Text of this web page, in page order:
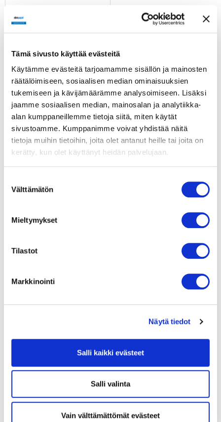
Tämä sivusto käyttää evästeitä
Käytämme evästeitä tarjoamamme sisällön ja mainosten
räätälöimiseen, sosiaalisen median ominaisuuksien
tukemiseen ja kävijämäärämme analysoimiseen. Lisäksi
jaamme sosiaalisen median, mainosalan ja analytiikka-
alan kumppaneillemme tietoja siitä, miten käytät
sivustoamme. Kumppanimme voivat yhdistää näitä
tietoja muihin tietoihin, joita olet antanut heille tai joita on
kerätty, kun olet käyttänyt heidän palvelujaan.
valinta
Välttämätön
Mieltymykset
Tilastot
Markkinointi
Näytä tiedot
Salli kaikki evästeet
Salli valinta
Vain välttämättömät evästeet
Moottorin tyyppi
Moottorin malli
Moottorisuoja / Suoja
Ylikuumenemissuoja
(TOP) sisäänrakennettu
Suojausluokka
IP44
maalattu
EN 60335-1, CE; EAC;
Koko